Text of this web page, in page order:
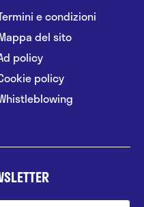
e condizioni
del sito
policy
policy